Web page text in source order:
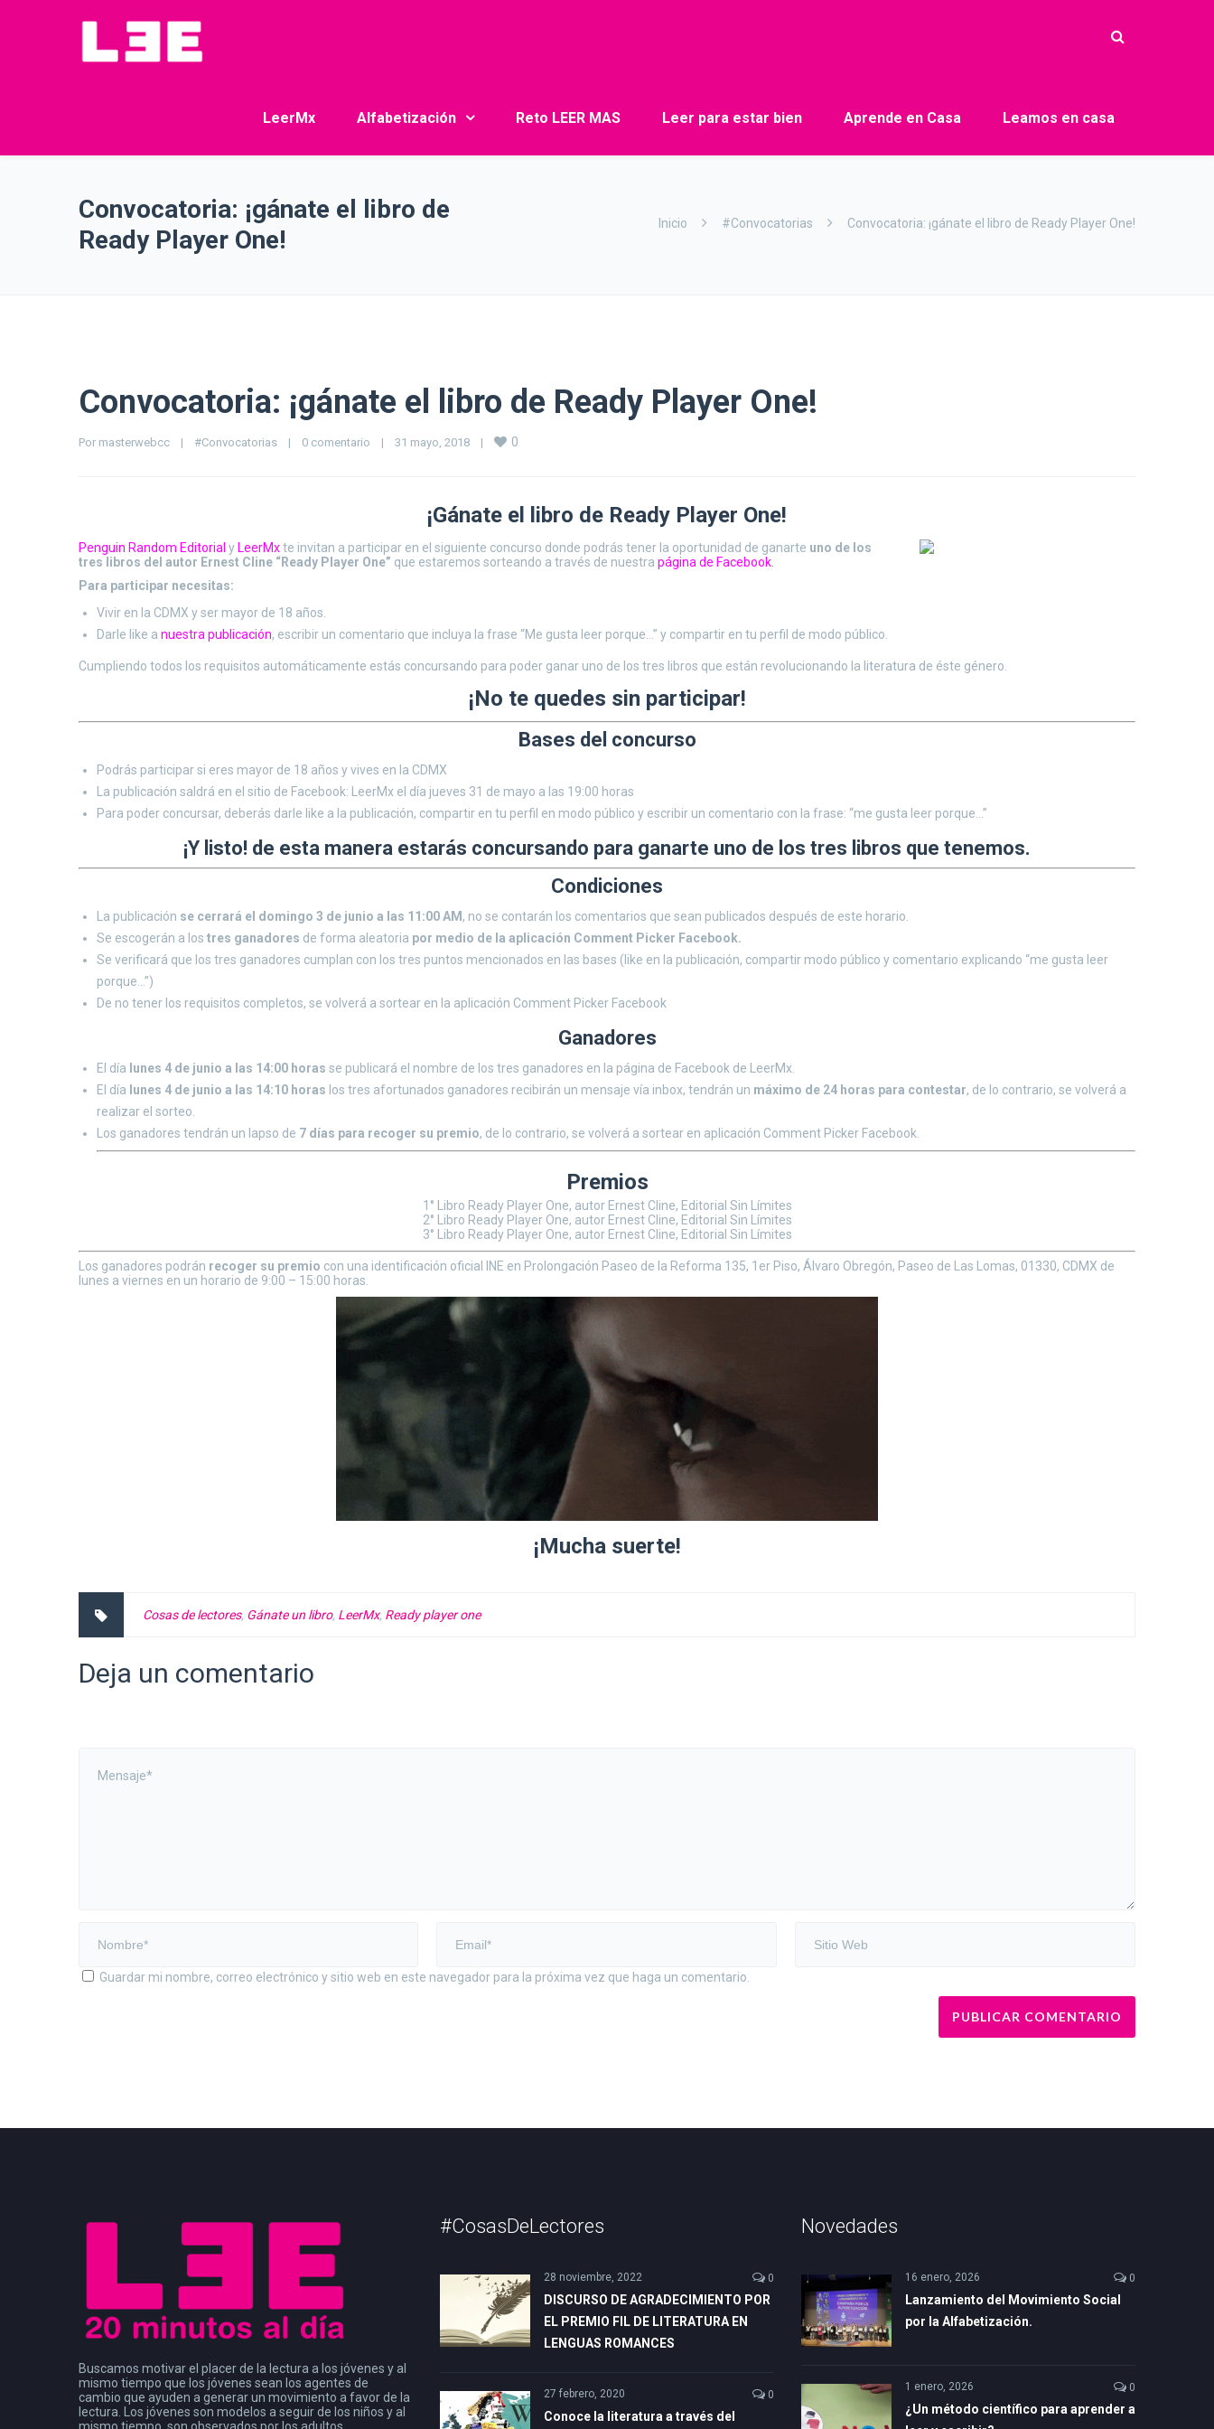
LeerMx Alfabetización Reto LEER MAS Leer para estar bien Aprende en Casa Leamos en casa
Convocatoria: ¡gánate el libro de
Ready Player One!
Inicio #Convocatorias Convocatoria: ¡gánate el libro de Ready Player One!
Convocatoria: ¡gánate el libro de Ready Player One!
Por masterwebcc | #Convocatorias | 0 comentario | 31 mayo, 2018 | 0
¡Gánate el libro de Ready Player One!
Penguin Random Editorial y LeerMxte invitan a participar en el siguiente concurso donde podrás tener la oportunidad de ganarte uno de los
tres libros del autor Ernest Cline “Ready Player One” que estaremos sorteando a través de nuestra página de Facebook
Para participar necesitas:
Vivir en la CDMX y ser mayor de 18 años.
Darle like a nuestra publicación, escribir un comentario que incluya la frase “Me gusta leer porque…” y compartir en tu perfil de modo público.
Cumpliendo todos los requisitos automáticamente estás concursando para poder ganar uno de los tres libros que están revolucionando la literatura de éste género.
¡No te quedes sin participar!
Bases del concurso
Podrás participar si eres mayor de 18 años y vives en la CDMX
La publicación saldrá en el sitio de Facebook: LeerMx el día jueves 31 de mayo a las 19:00 horas
Para poder concursar, deberás darle like a la publicación, compartir en tu perfil en modo público y escribir un comentario con la frase: “me gusta leer porque…”
¡Y listo! de esta manera estarás concursando para ganarte uno de los tres libros que tenemos.
Condiciones
La publicación se cerrará el domingo 3 de junio a las 11:00 AM , no se contarán los comentarios que sean publicados después de este horario.
Se escogerán a los tres ganadores de forma aleatoria por medio de la aplicación Comment Picker Facebook.
Se verificará que los tres ganadores cumplan con los tres puntos mencionados en las bases (like en la publicación, compartir modo público y comentario explicando “me gusta leer
porque…”)
De no tener los requisitos completos, se volverá a sortear en la aplicación Comment Picker Facebook
Ganadores
El día lunes 4 de junio a las 14:00 horas se publicará el nombre de los tres ganadores en la página de Facebook de LeerMx.
El día lunes 4 de junio a las 14:10 horas los tres afortunados ganadores recibirán un mensaje vía inbox, tendrán un máximo de 24 horas para contestar, de lo contrario, se volverá a
realizar el sorteo.
Los ganadores tendrán un lapso de 7 días para recoger su premio, de lo contrario, se volverá a sortear en aplicación Comment Picker Facebook.
Premios
1° Libro Ready Player One, autor Ernest Cline, Editorial Sin Límites
2° Libro Ready Player One, autor Ernest Cline, Editorial Sin Límites
3° Libro Ready Player One, autor Ernest Cline, Editorial Sin Límites
Los ganadores podrán recoger su premio con una identificación oficial INE en Prolongación Paseo de la Reforma 135, 1er Piso, Álvaro Obregón, Paseo de Las Lomas, 01330, CDMX de
lunes a viernes en un horario de 9:00 – 15:00 horas.
¡Mucha suerte!
Cosas de lectores, Gánate un libro, LeerMx, Ready player one
Deja un comentario
Guardar mi nombre, correo electrónico y sitio web en este navegador para la próxima vez que haga un comentario.
Buscamos motivar el placer de la lectura a los jóvenes y al
mismo tiempo que los jóvenes sean los agentes de
cambio que ayuden a generar un movimiento a favor de la
lectura. Los jóvenes son modelos a seguir de los niños y al
mismo tiempo, son observados por los adultos.
#CosasDeLectores
28 noviembre, 2022 0
DISCURSO DE AGRADECIMIENTO POR
EL PREMIO FIL DE LITERATURA EN
LENGUAS ROMANCES
27 febrero, 2020 0
Conoce la literatura a través del
Novedades
16 enero, 2026 0
Lanzamiento del Movimiento Social
por la Alfabetización.
1 enero, 2026 0
¿Un método científico para aprender a